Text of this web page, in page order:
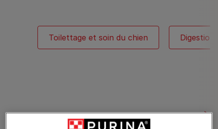
Toilettage et soin du chien Digestion